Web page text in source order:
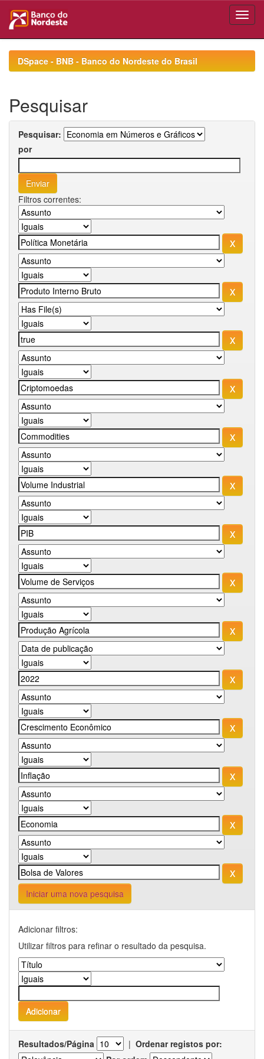
navigationDSpace - BNB - Banco do Nordeste do Brasil
Pesquisar
Pesquisar:
por
Filtros correntes:
Iniciar uma nova pesquisa
Adicionar filtros:
Utilizar filtros para refinar o resultado da pesquisa.
Resultados/Página | Ordenar registos por: